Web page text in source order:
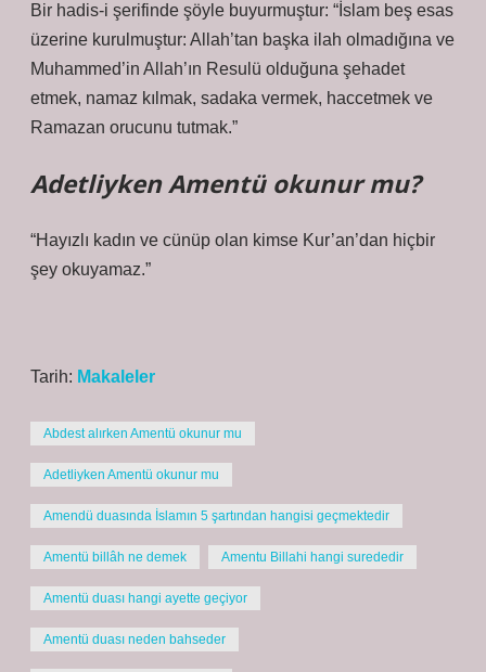
Bir hadis-i şerifinde şöyle buyurmuştur: “İslam beş esas
üzerine kurulmuştur: Allah’tan başka ilah olmadığına ve
Muhammed’in Allah’ın Resulü olduğuna şehadet
etmek, namaz kılmak, sadaka vermek, haccetmek ve
Ramazan orucunu tutmak.”
Adetliyken Amentü okunur mu?
“Hayızlı kadın ve cünüp olan kimse Kur’an’dan hiçbir
şey okuyamaz.”
Tarih: Makaleler
Abdest alırken Amentü okunur mu
Adetliyken Amentü okunur mu
Amendü duasında İslamın 5 şartından hangisi geçmektedir
Amentü billâh ne demek Amentu Billahi hangi surededir
Amentü duası hangi ayette geçiyor
Amentü duası neden bahseder